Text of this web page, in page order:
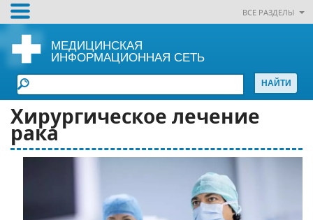
ВСЕ РАЗДЕЛЫ
МЕДИЦИНСКАЯ
ИНФОРМАЦИОННАЯ СЕТЬ
Хирургическое лечение
рака